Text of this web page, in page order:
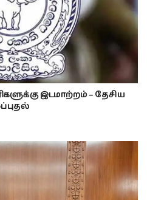
இடமாற்றம் – தேசிய